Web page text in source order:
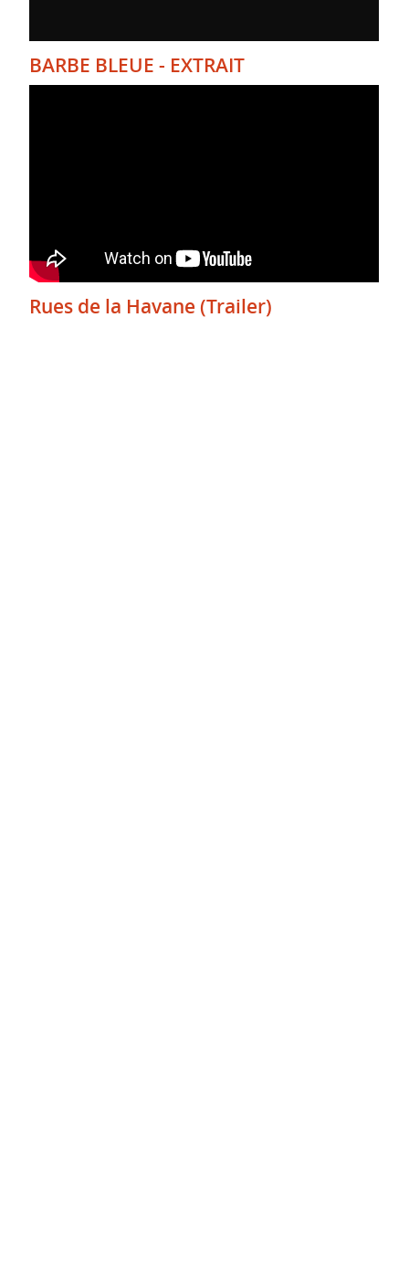
BARBE BLEUE - EXTRAIT
Rues de la Havane (Trailer)